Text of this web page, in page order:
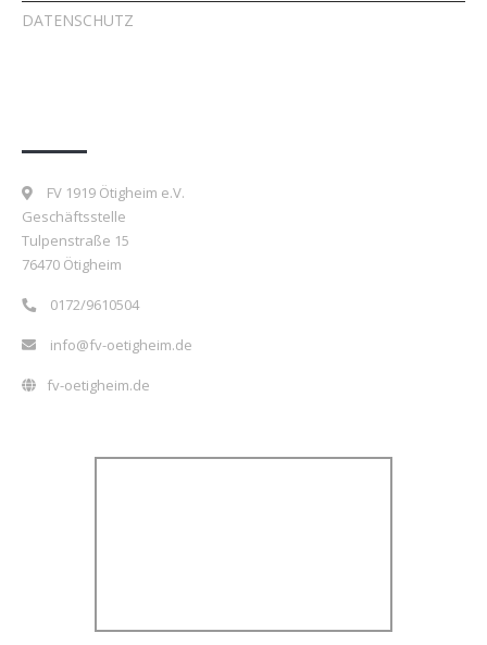
DATENSCHUTZ
FV 1919 Ötigheim e.V.
Geschäftsstelle
Tulpenstraße 15
76470 Ötigheim
0172/9610504
info@fv-oetigheim.de
fv-oetigheim.de